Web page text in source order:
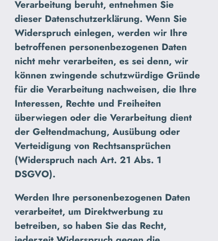
Verarbeitung beruht, entnehmen Sie
dieser Datenschutzerklärung. Wenn Sie
Widerspruch einlegen, werden wir Ihre
betroffenen personenbezogenen Daten
nicht mehr verarbeiten, es sei denn, wir
können zwingende schutzwürdige Gründe
für die Verarbeitung nachweisen, die Ihre
Interessen, Rechte und Freiheiten
überwiegen oder die Verarbeitung dient
der Geltendmachung, Ausübung oder
Verteidigung von Rechtsansprüchen
(Widerspruch nach Art. 21 Abs. 1
DSGVO).
Werden Ihre personenbezogenen Daten
verarbeitet, um Direktwerbung zu
betreiben, so haben Sie das Recht,